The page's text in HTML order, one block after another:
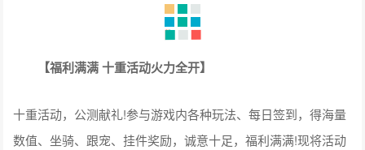
【福利满满 十重活动火力全开】
十重活动，公测献礼!参与游戏内各种玩法、每日签到，得海量
数值、坐骑、跟宠、挂件奖励，诚意十足，福利满满!现将活动